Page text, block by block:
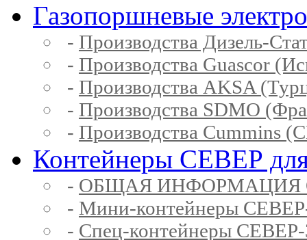
Газопоршневые
- Производства Дизель-
- Производства Guascor
- Производства AKSA
- Производства SDMO
- Производства Cummins
Контейнеры СЕВЕР для
- ОБЩАЯ ИНФОРМАЦИЯ
- Мини-контейнеры
- Спец-контейнеры